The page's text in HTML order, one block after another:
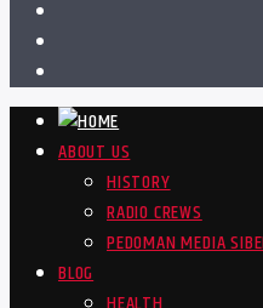
ABOUT US
HISTORY
RADIO CREWS
PEDOMAN MEDIA
BLOG